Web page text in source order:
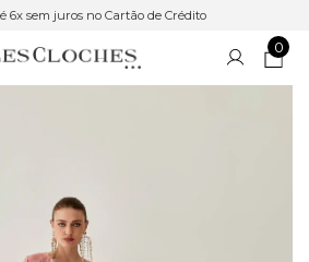
6x sem juros no Cartão de Crédito
0